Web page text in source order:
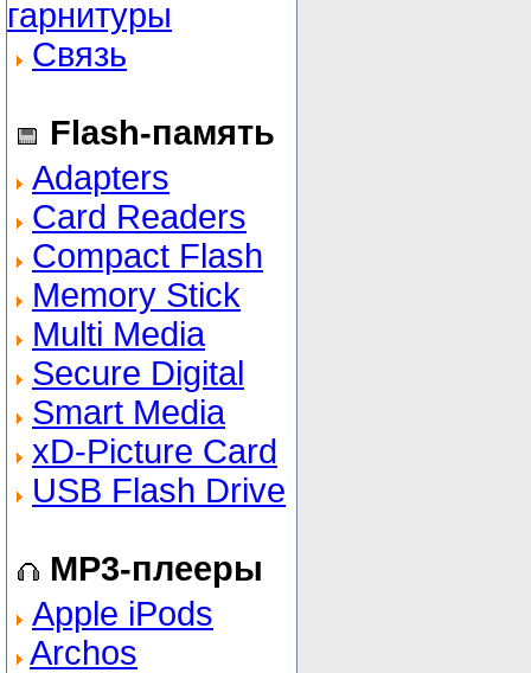
гарнитуры
Связь
Flash-память
Adapters
Card Readers
Compact Flash
Memory Stick
Multi Media
Secure Digital
Smart Media
xD-Picture Card
USB Flash Drive
MP3-плееры
Apple iPods
Archos